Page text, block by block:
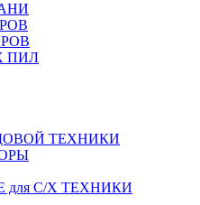
ПИЛ
ТЕХНИКИ
С/Х ТЕХНИКИ